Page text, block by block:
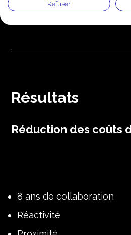
Résultats
Réduction des coûts
8 ans de collaboration
Réactivité
Refuser